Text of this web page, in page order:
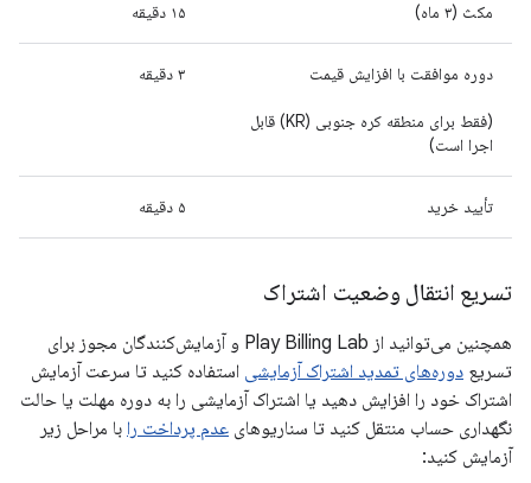
مکث (۳ ماه) ۱۵ دقیقه
دوره موافقت با افزایش قیمت
(فقط برای منطقه کره جنوبی (KR) قابل
اجرا است)
۳ دقیقه
تأیید خرید ۵ دقیقه
تسریع انتقال وضعیت اشتراک
همچنین می‌توانید از Play Billing Lab و آزمایش‌کنندگان مجوز برای
تسریع دوره‌های تمدید اشتراک آزمایشی استفاده کنید تا سرعت آزمایش
اشتراک خود را افزایش دهید یا اشتراک آزمایشی را به دوره مهلت یا حالت
نگهداری حساب منتقل کنید تا سناریوهای عدم پرداخت را با مراحل زیر
آزمایش کنید: